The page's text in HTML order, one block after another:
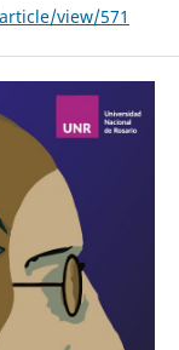
view/571